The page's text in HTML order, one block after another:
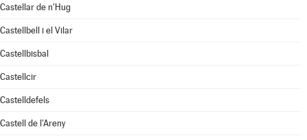
Castellar de n'Hug
Castellbell i el Vilar
Castellbisbal
Castellcir
Castelldefels
Castell de l'Areny